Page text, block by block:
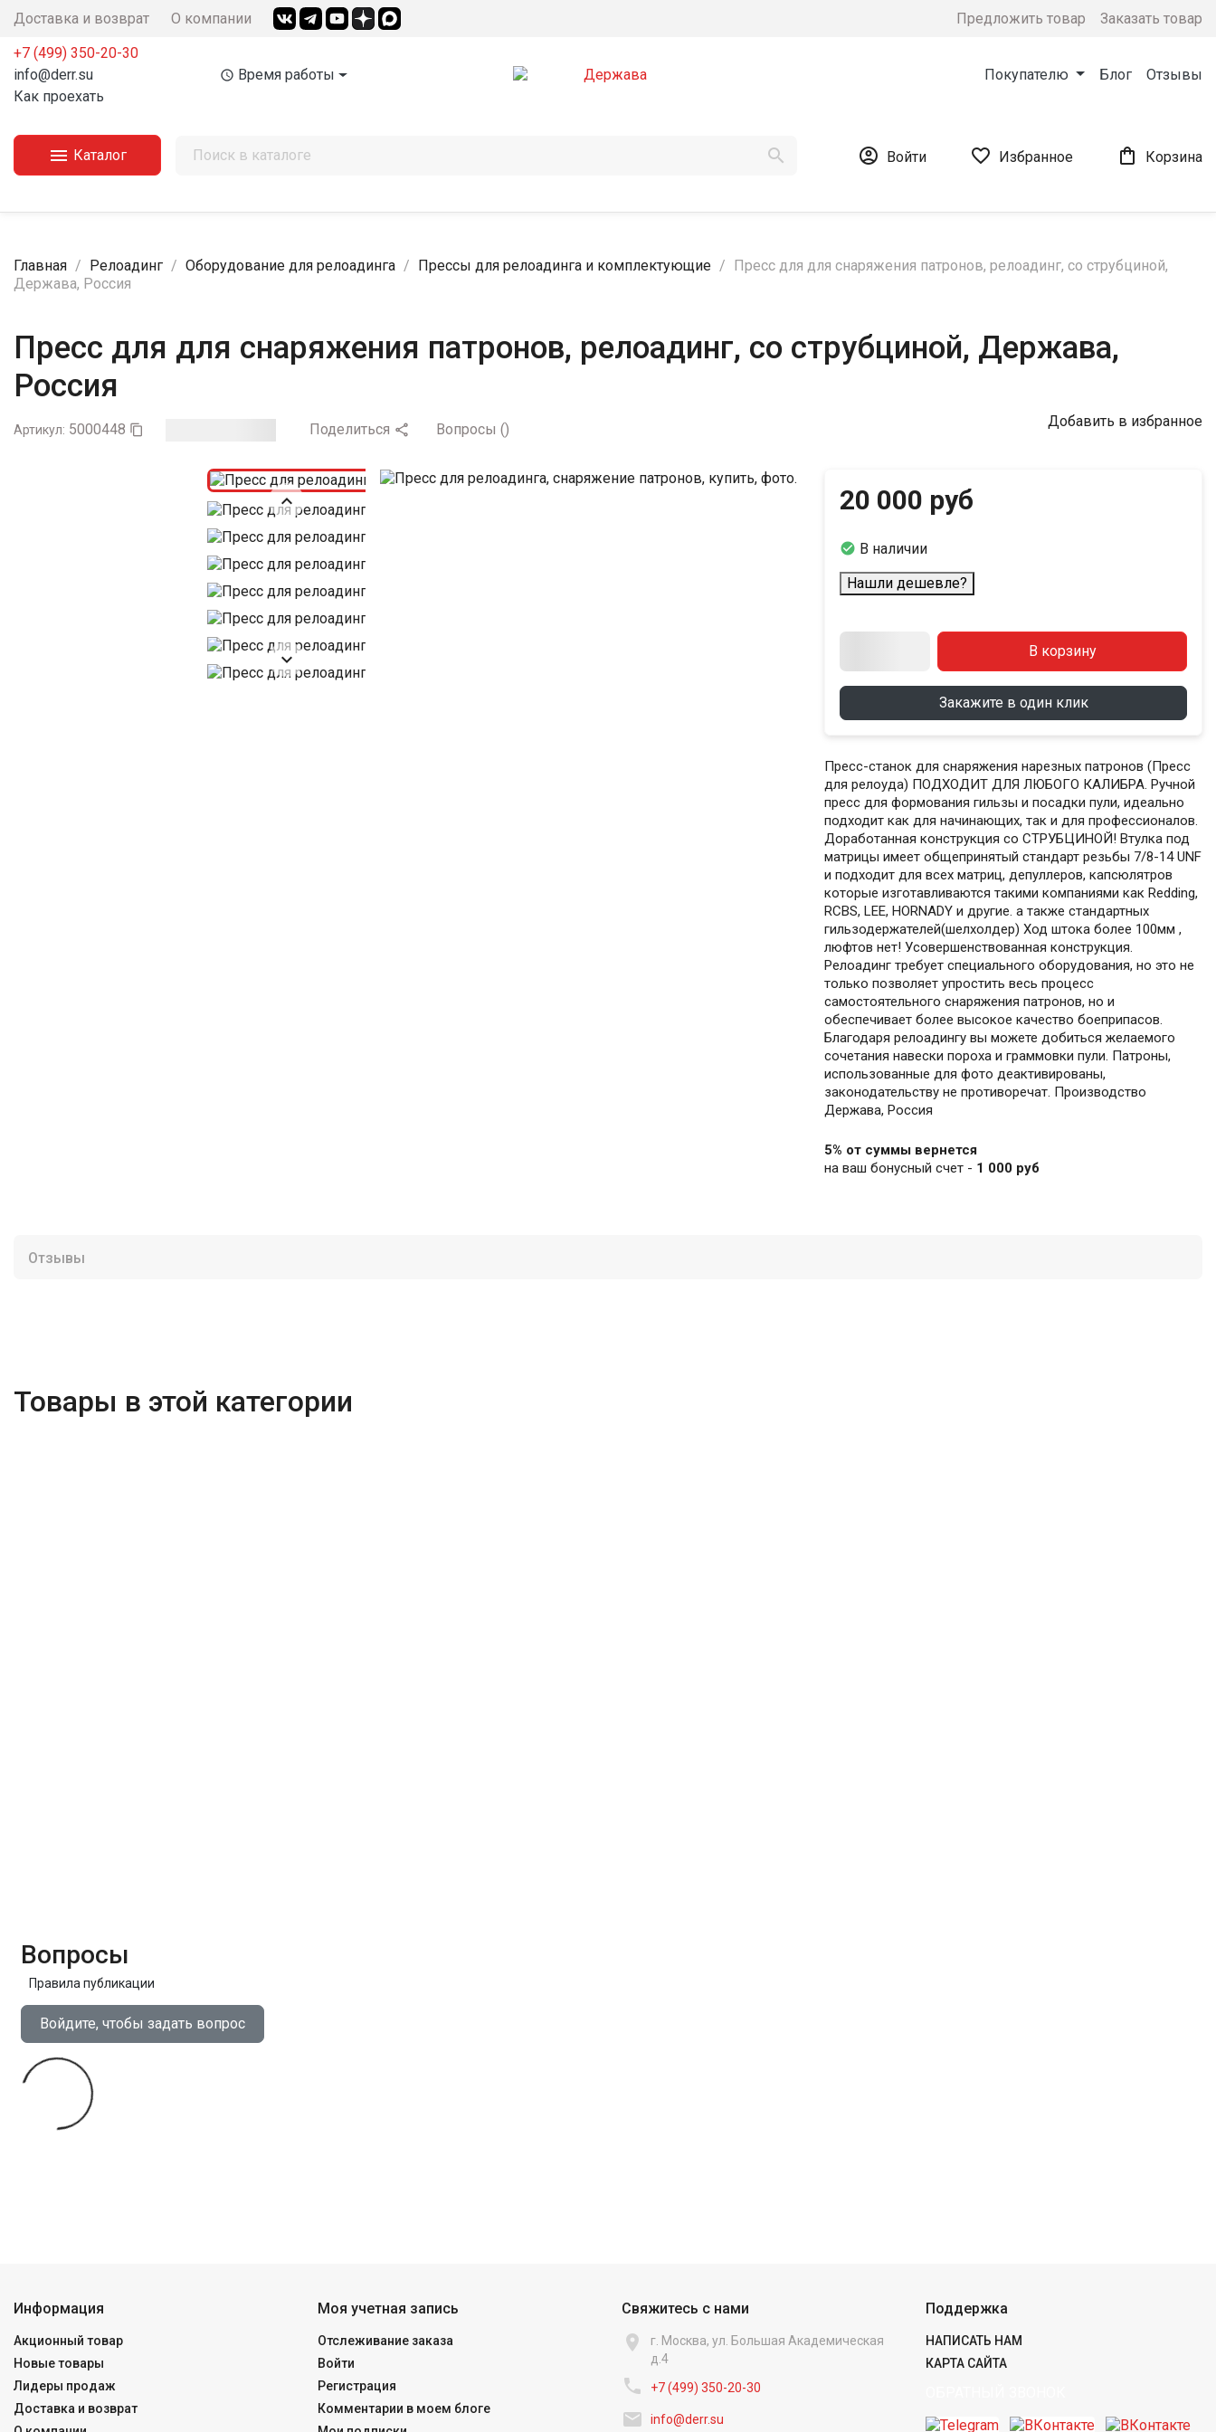
Доставка и возврат О компании Предложить товар Заказать товар
+7 (499) 350-20-30
info@derr.su
Как проехать
access_time Время работы Покупателю Блог Отзывы
 Каталог   Войти  Избранное  Корзина
Главная Релоадинг Оборудование для релоадинга Прессы для релоадинга и комплектующие
Пресс для для снаряжения патронов, релоадинг, со струбциной,
Держава, Россия
Пресс для для снаряжения патронов, релоадинг, со струбциной, Держава,
Россия
Артикул: 5000448  Поделиться  Вопросы () Добавить в избранное


20 000 руб
 В наличии
Нашли дешевле?
В корзину
Закажите в один клик
Пресс-станок для снаряжения нарезных патронов (Пресс
для релоуда) ПОДХОДИТ ДЛЯ ЛЮБОГО КАЛИБРА. Ручной
пресс для формования гильзы и посадки пули, идеально
подходит как для начинающих, так и для профессионалов.
Доработанная конструкция со СТРУБЦИНОЙ! Втулка под
матрицы имеет общепринятый стандарт резьбы 7/8-14 UNF
и подходит для всех матриц, депуллеров, капсюлятров
которые изготавливаются такими компаниями как Redding,
RCBS, LEE, HORNADY и другие. а также стандартных
гильзодержателей(шелхолдер) Ход штока более 100мм ,
люфтов нет! Усовершенствованная конструкция.
Релоадинг требует специального оборудования, но это не
только позволяет упростить весь процесс
самостоятельного снаряжения патронов, но и
обеспечивает более высокое качество боеприпасов.
Благодаря релоадингу вы можете добиться желаемого
сочетания навески пороха и граммовки пули. Патроны,
использованные для фото деактивированы,
законодательству не противоречат. Производство
Держава, Россия
5% от суммы вернется
на ваш бонусный счет - 1 000 руб
Отзывы
Товары в этой категории
Вопросы
Правила публикации
Войдите, чтобы задать вопрос
Информация
Акционный товар
Новые товары
Лидеры продаж
Доставка и возврат
Моя учетная запись
Отслеживание заказа
Войти
Регистрация
Комментарии в моем блоге
Свяжитесь с нами

г. Москва, ул. Большая Академическая
д.4
 +7 (499) 350-20-30
 info@derr.su
Поддержка
НАПИСАТЬ НАМ
КАРТА САЙТА